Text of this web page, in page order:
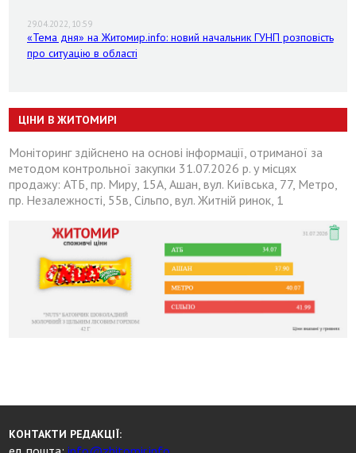
29.04.2022, 10:59
«Тема дня» на Житомир.info: новий начальник ГУНП розповість
про ситуацію в області
ЦІНИ В ЖИТОМИРІ
Моніторинг здійснено на основі інформації, отриманої за
методом контрольної закупки 31.07.2026 р. у місцях
продажу: АТБ, пр. Миру, 15А, Ашан, вул. Київська, 77, Метро,
пр. Незалежності, 55в, Сільпо, вул. Житній ринок, 1
КОНТАКТИ РЕДАКЦІЇ: